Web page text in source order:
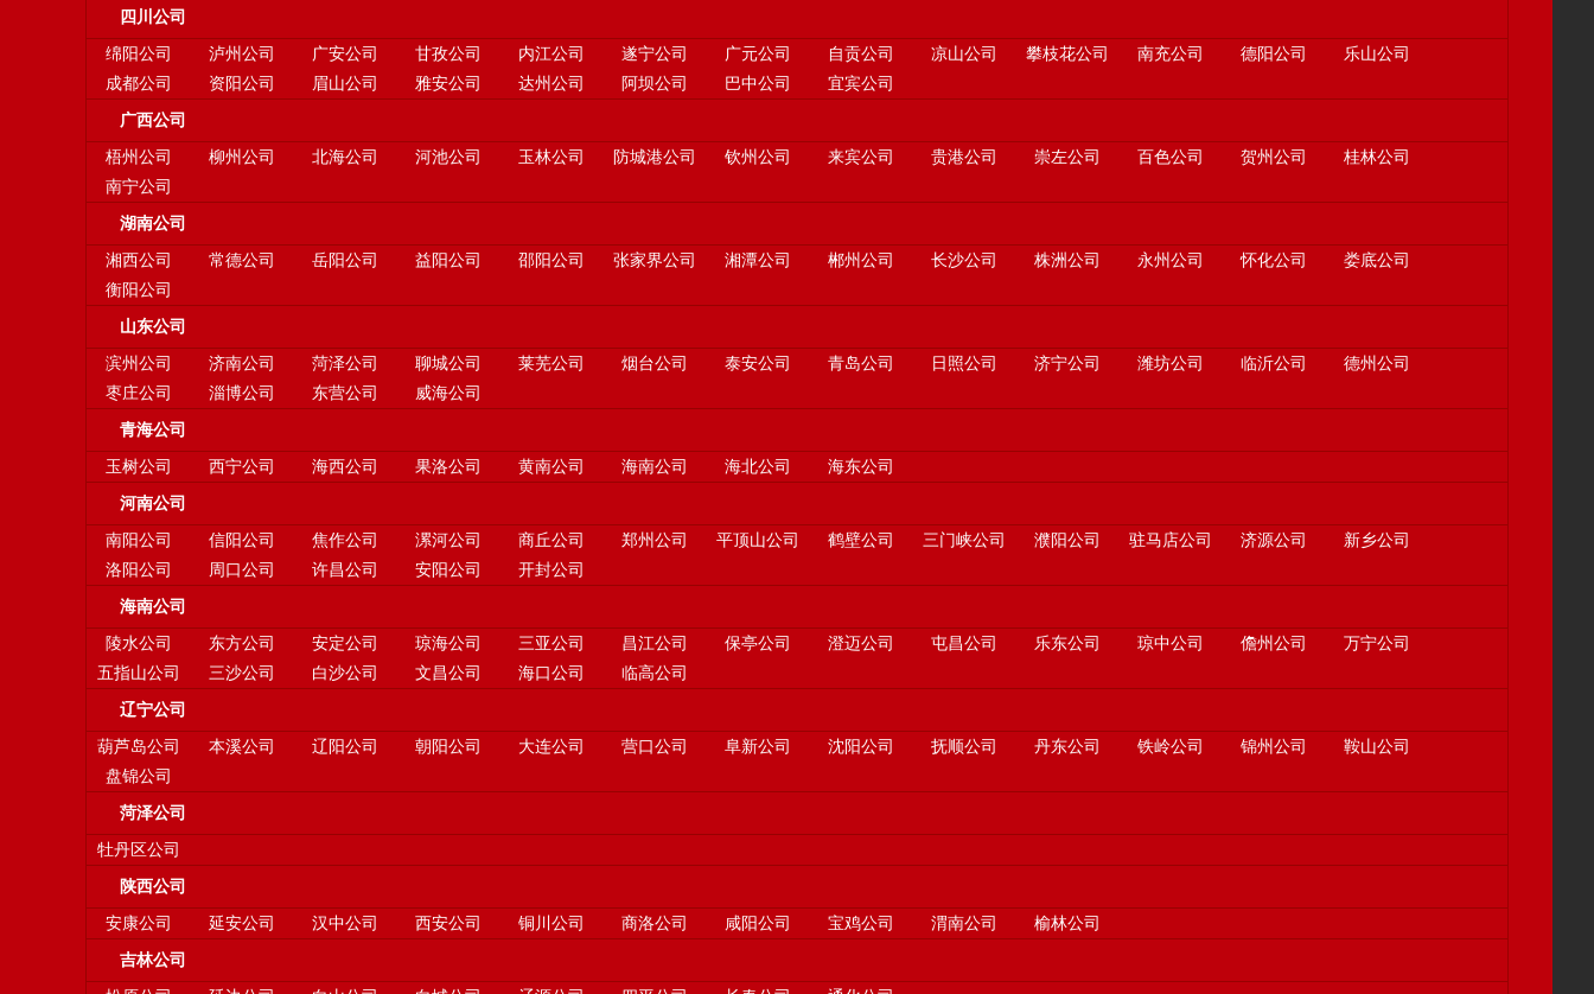
四川公司
绵阳公司 泸州公司 广安公司 甘孜公司 内江公司 遂宁公司 广元公司 自贡公司 凉山公司 攀枝花公司 南充公司 德阳公司
乐山公司
成都公司
资阳公司 眉山公司 雅安公司 达州公司 阿坝公司 巴中公司 宜宾公司
广西公司
梧州公司 柳州公司 北海公司 河池公司 玉林公司 防城港公司 钦州公司 来宾公司 贵港公司 崇左公司 百色公司 贺州公司
桂林公司
南宁公司
湖南公司
湘西公司 常德公司 岳阳公司 益阳公司 邵阳公司 张家界公司 湘潭公司 郴州公司 长沙公司 株洲公司 永州公司 怀化公司
娄底公司
衡阳公司
山东公司
滨州公司 济南公司 菏泽公司 聊城公司 莱芜公司 烟台公司 泰安公司 青岛公司 日照公司 济宁公司 潍坊公司 临沂公司
德州公司
枣庄公司
淄博公司 东营公司 威海公司
青海公司
玉树公司 西宁公司 海西公司 果洛公司 黄南公司 海南公司 海北公司 海东公司
河南公司
南阳公司 信阳公司 焦作公司 漯河公司 商丘公司 郑州公司 平顶山公司 鹤壁公司 三门峡公司 濮阳公司 驻马店公司 济源公司
新乡公司
洛阳公司
周口公司 许昌公司 安阳公司 开封公司
海南公司
陵水公司 东方公司 安定公司 琼海公司 三亚公司 昌江公司 保亭公司 澄迈公司 屯昌公司 乐东公司 琼中公司 儋州公司
万宁公司
五指山公司
三沙公司 白沙公司 文昌公司 海口公司 临高公司
辽宁公司
葫芦岛公司 本溪公司 辽阳公司 朝阳公司 大连公司 营口公司 阜新公司 沈阳公司 抚顺公司 丹东公司 铁岭公司 锦州公司
鞍山公司
盘锦公司
菏泽公司
牡丹区公司
陕西公司
安康公司 延安公司 汉中公司 西安公司 铜川公司 商洛公司 咸阳公司 宝鸡公司 渭南公司 榆林公司
吉林公司